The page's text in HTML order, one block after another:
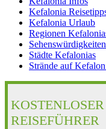
Kefalonia
Kefalonia Urlaub
Regionen
Städte Kefalonias
Strände auf
REISEFÜHRER